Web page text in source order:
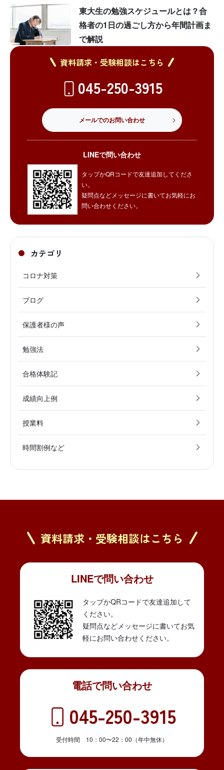
東大生の勉強スケジュールとは？合
格者の1日の過ごし方から年間計画ま
で解説
資料請求・受験相談はこちら
045-250-3915
メールでのお問い合わせ
LINEで問い合わせ
タップかQRコードで友達追加してくださ
い。
疑問点などメッセージに書いてお気軽にお
問い合わせください。
カテゴリ
コロナ対策
ブログ
保護者様の声
勉強法
合格体験記
成績向上例
授業料
時間割例など
資料請求・受験相談はこちら
LINEで問い合わせ
タップかQRコードで友達追加して
ください。
疑問点などメッセージに書いてお気
軽にお問い合わせください。
電話で問い合わせ
045-250-3915
受付時間 10：00〜22：00（年中無休）